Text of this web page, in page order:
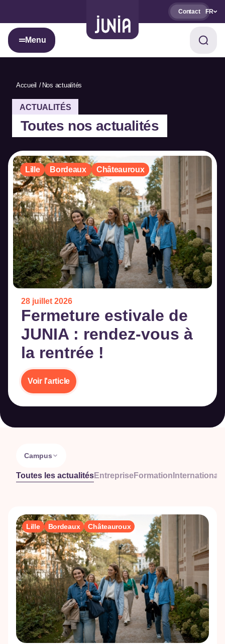
Contact FR
Menu
Accueil Nos actualités
ACTUALITÉS
Toutes nos actualités
Lille Bordeaux Châteauroux
28 juillet 2026
Fermeture estivale de
JUNIA : rendez-vous à
la rentrée !
Voir l'article
Campus
Toutes les actualitésEntrepriseFormation International
Lille Bordeaux Châteauroux